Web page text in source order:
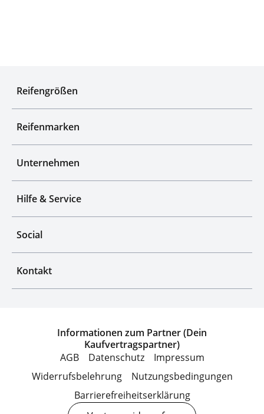
Reifengrößen
Reifenmarken
Unternehmen
Hilfe & Service
Social
Kontakt
Informationen zum Partner (Dein
Kaufvertragspartner)
AGB
Datenschutz
Impressum
Widerrufsbelehrung
Nutzungsbedingungen
Barrierefreiheitserklärung